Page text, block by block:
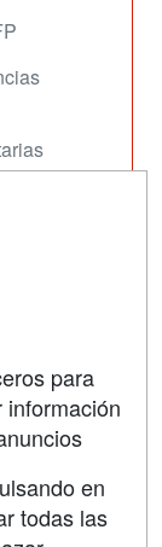
para
en
todas las